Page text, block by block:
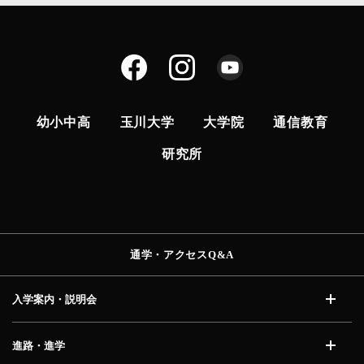
幼小中高 玉川大学 大学院 通信教育
研究所
通学・アクセスQ&A
入学案内・説明会
進路・進学